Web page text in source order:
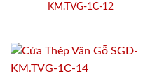
KM.TVG-1C-12